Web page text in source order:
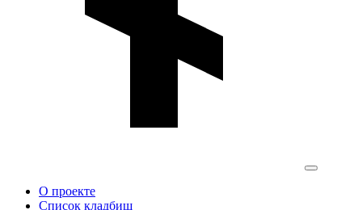
О проекте
Список кладбищ